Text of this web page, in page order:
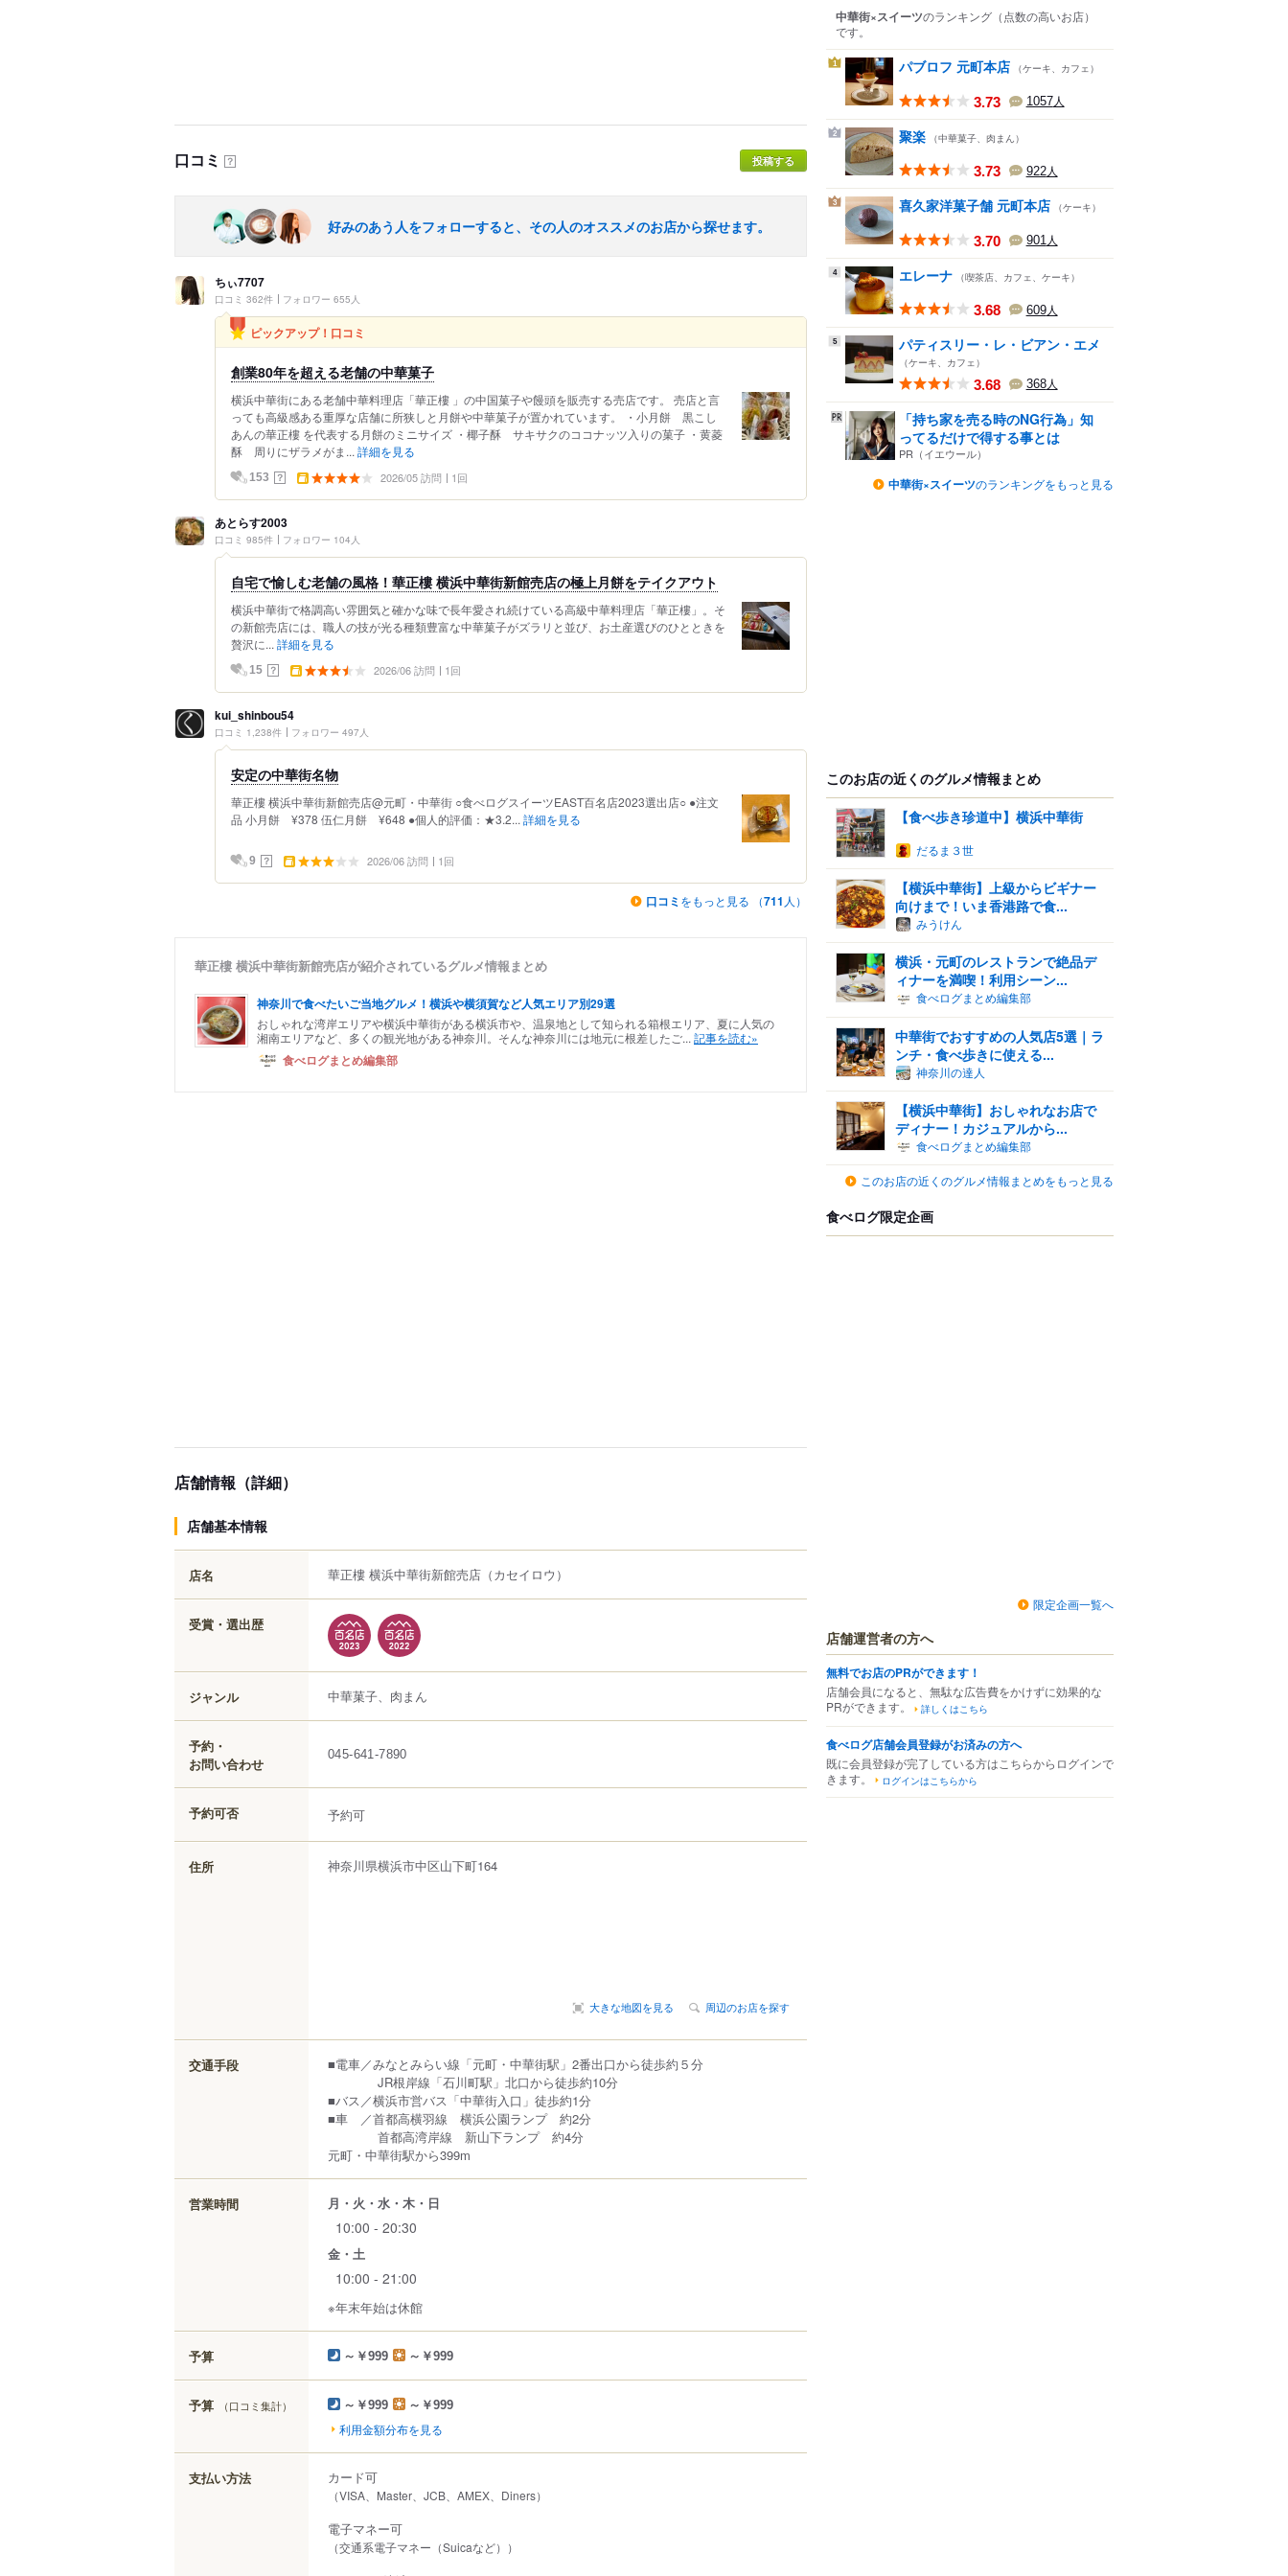
口コミ ？ 投稿する
好みのあう人をフォローすると、その人のオススメのお店から探せます。
ちぃ7707
口コミ 362件 フォロワー 655人
ピックアップ！口コミ
創業80年を超える老舗の中華菓子
横浜中華街にある老舗中華料理店「華正樓 」の中国菓子や饅頭を販売する売店です。 売店と言
っても高級感ある重厚な店舗に所狭しと月餅や中華菓子が置かれています。 ・小月餅 黒こし
あんの華正樓 を代表する月餅のミニサイズ ・椰子酥 サキサクのココナッツ入りの菓子 ・黄菱
酥 周りにザラメがま... 詳細を見る
153 ？ 2026/05 訪問 1回
あとらす2003
口コミ 985件 フォロワー 104人
自宅で愉しむ老舗の風格！華正樓 横浜中華街新館売店の極上月餅をテイクアウト
​横浜中華街で格調高い雰囲気と確かな味で長年愛され続けている高級中華料理店「華正樓」。そ
の新館売店には、職人の技が光る種類豊富な中華菓子がズラリと並び、お土産選びのひとときを
贅沢に... 詳細を見る
15 ？ 2026/06 訪問 1回
kui_shinbou54
口コミ 1,238件 フォロワー 497人
安定の中華街名物
華正樓 横浜中華街新館売店@元町・中華街 ○食べログスイーツEAST百名店2023選出店○ ●注文
品 小月餅 ¥378 伍仁月餅 ¥648 ●個人的評価：★3.2... 詳細を見る
9 ？ 2026/06 訪問 1回
口コミ をもっと見る （711 人）
華正樓 横浜中華街新館売店が紹介されているグルメ情報まとめ
神奈川で食べたいご当地グルメ！横浜や横須賀など人気エリア別29選
おしゃれな湾岸エリアや横浜中華街がある横浜市や、温泉地として知られる箱根エリア、夏に人気の
湘南エリアなど、多くの観光地がある神奈川。そんな神奈川には地元に根差したご... 記事を読む»
食べログまとめ編集部
店舗情報（詳細）
店舗基本情報
店名 華正樓 横浜中華街新館売店 （カセイロウ）
受賞・選出歴
ジャンル 中華菓子、肉まん
予約・
お問い合わせ
045-641-7890
予約可否 予約可
住所 神奈川県横浜市中区山下町164
大きな地図を見る 周辺のお店を探す
交通手段
■電車／みなとみらい線「元町・中華街駅」2番出口から徒歩約５分
JR根岸線「石川町駅」北口から徒歩約10分
■バス／横浜市営バス「中華街入口」徒歩約1分
■車 ／首都高横羽線 横浜公園ランプ 約2分
首都高湾岸線 新山下ランプ 約4分
元町・中華街駅から399m
営業時間 月・火・水・木・日
10:00 - 20:30
金・土
10:00 - 21:00
※年末年始は休館
予算 ～￥999 ～￥999
予算 （口コミ集計） ～￥999 ～￥999
利用金額分布を見る
支払い方法 カード可
（VISA、Master、JCB、AMEX、Diners）
電子マネー可
（交通系電子マネー（Suicaなど））
中華街×スイーツのランキング （点数の高いお店）
です。
1 パブロフ 元町本店 （ケーキ、カフェ）
3.73 1057人
2 聚楽 （中華菓子、肉まん）
3.73 922人
3 喜久家洋菓子舗 元町本店 （ケーキ）
3.70 901人
4 エレーナ （喫茶店、カフェ、ケーキ）
3.68 609人
5 パティスリー・レ・ビアン・エメ
（ケーキ、カフェ）
3.68 368人
「持ち家を売る時のNG行為」知
ってるだけで得する事とは
PR（イエウール）
中華街×スイーツのランキングをもっと見る
このお店の近くのグルメ情報まとめ
【食べ歩き珍道中】横浜中華街
だるま３世
【横浜中華街】上級からビギナー
向けまで！いま香港路で食...
みうけん
横浜・元町のレストランで絶品デ
ィナーを満喫！利用シーン...
食べログまとめ編集部
中華街でおすすめの人気店5選｜ラ
ンチ・食べ歩きに使える...
神奈川の達人
【横浜中華街】おしゃれなお店で
ディナー！カジュアルから...
食べログまとめ編集部
このお店の近くのグルメ情報まとめをもっと見る
食べログ限定企画
限定企画一覧へ
店舗運営者の方へ
無料でお店のPRができます！
店舗会員になると、無駄な広告費をかけずに効果的な
PRができます。
詳しくはこちら
食べログ店舗会員登録がお済みの方へ
既に会員登録が完了している方はこちらからログインで
きます。
ログインはこちらから